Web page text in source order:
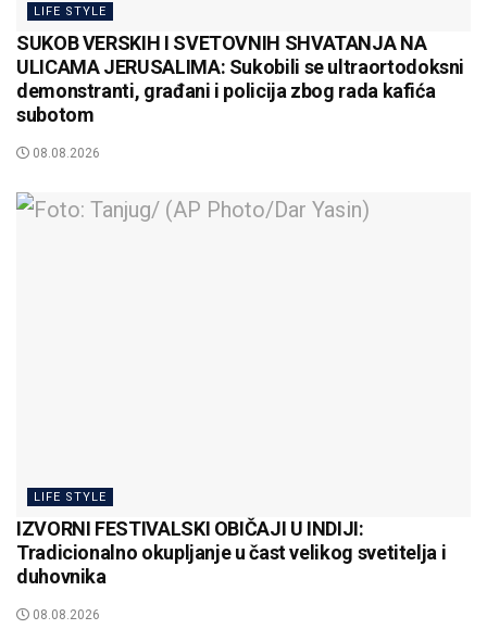
LIFE STYLE
SUKOB VERSKIH I SVETOVNIH SHVATANJA NA
ULICAMA JERUSALIMA: Sukobili se ultraortodoksni
demonstranti, građani i policija zbog rada kafića
subotom
08.08.2026
LIFE STYLE
IZVORNI FESTIVALSKI OBIČAJI U INDIJI:
Tradicionalno okupljanje u čast velikog svetitelja i
duhovnika
08.08.2026